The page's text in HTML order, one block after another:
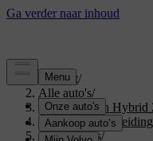
Support/
Alle auto's/
XC60 Plug-in Hybrid
Gebruikershandleiding
Specificaties/